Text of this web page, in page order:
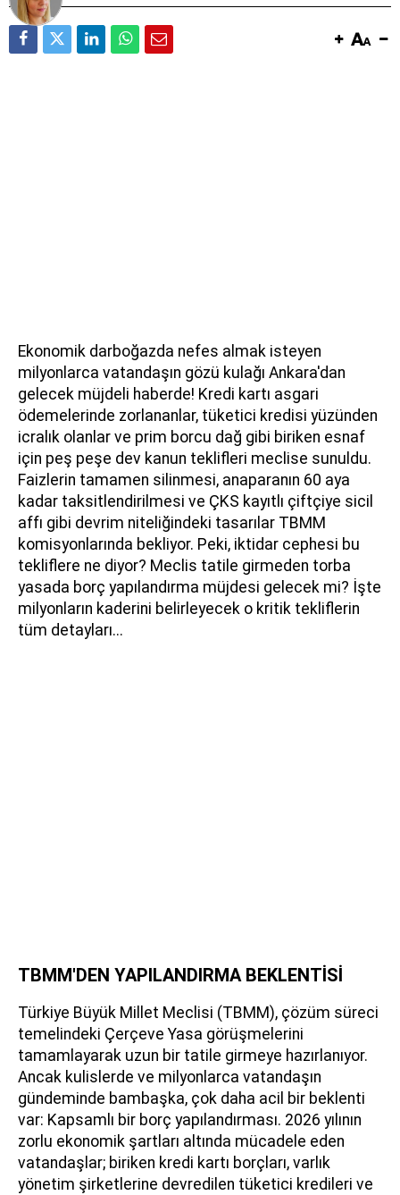
Ekonomik darboğazda nefes almak isteyen
milyonlarca vatandaşın gözü kulağı Ankara'dan
gelecek müjdeli haberde! Kredi kartı asgari
ödemelerinde zorlananlar, tüketici kredisi yüzünden
icralık olanlar ve prim borcu dağ gibi biriken esnaf
için peş peşe dev kanun teklifleri meclise sunuldu.
Faizlerin tamamen silinmesi, anaparanın 60 aya
kadar taksitlendirilmesi ve ÇKS kayıtlı çiftçiye sicil
affı gibi devrim niteliğindeki tasarılar TBMM
komisyonlarında bekliyor. Peki, iktidar cephesi bu
tekliflere ne diyor? Meclis tatile girmeden torba
yasada borç yapılandırma müjdesi gelecek mi? İşte
milyonların kaderini belirleyecek o kritik tekliflerin
tüm detayları...
TBMM'DEN YAPILANDIRMA BEKLENTİSİ
Türkiye Büyük Millet Meclisi (TBMM), çözüm süreci
temelindeki Çerçeve Yasa görüşmelerini
tamamlayarak uzun bir tatile girmeye hazırlanıyor.
Ancak kulislerde ve milyonlarca vatandaşın
gündeminde bambaşka, çok daha acil bir beklenti
var: Kapsamlı bir borç yapılandırması. 2026 yılının
zorlu ekonomik şartları altında mücadele eden
vatandaşlar; biriken kredi kartı borçları, varlık
yönetim şirketlerine devredilen tüketici kredileri ve